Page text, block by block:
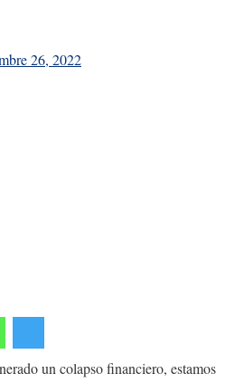
26, 2022
un colapso financiero, estamos